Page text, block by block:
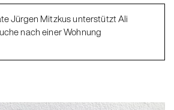
Jürgen Mitzkus unterstützt Ali
nach einer Wohnung